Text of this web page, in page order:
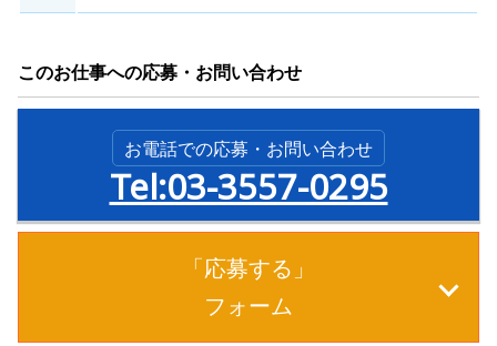
このお仕事への応募・お問い合わせ
お電話での応募・お問い合わせ
Tel:03-3557-0295
「応募する」
フォーム